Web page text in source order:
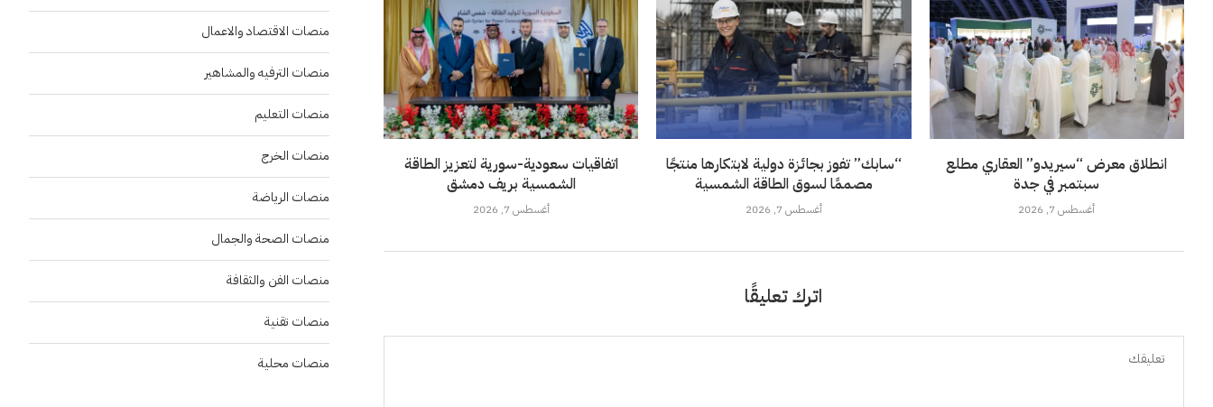
اتفاقيات سعودية-سورية لتعزيز الطاقة
الشمسية بريف دمشق
أغسطس 7, 2026
“سابك” تفوز بجائزة دولية لابتكارها منتجًا
مصممًا لسوق الطاقة الشمسية
أغسطس 7, 2026
انطلاق معرض “سيريدو” العقاري مطلع
سبتمبر في جدة
أغسطس 7, 2026
اترك تعليقًا
منصات الاقتصاد والاعمال
منصات الترفيه والمشاهير
منصات التعليم
منصات الخرج
منصات الرياضة
منصات الصحة والجمال
منصات الفن والثقافة
منصات تقنية
منصات محلية